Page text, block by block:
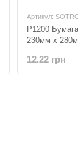
Артикул:
P1200
230мм x
12.22 грн